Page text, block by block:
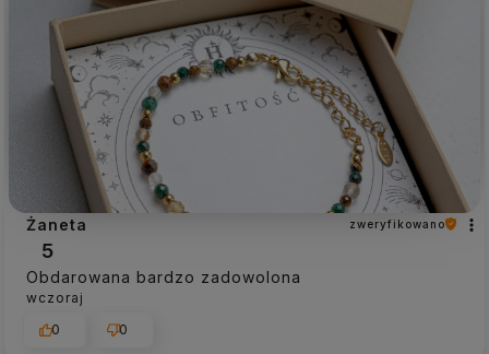
Żaneta zweryfikowano
5
Obdarowana bardzo zadowolona
wczoraj
0
0